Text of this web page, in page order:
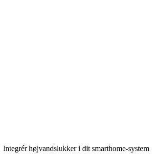
Integrér højvandslukker i dit smarthome-system